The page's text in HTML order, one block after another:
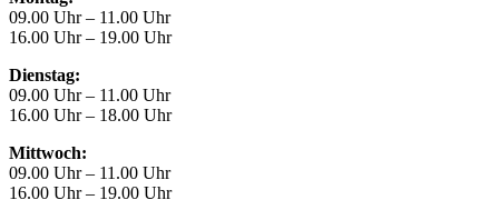
09.00 Uhr – 11.00 Uhr
16.00 Uhr – 19.00 Uhr
Dienstag:
09.00 Uhr – 11.00 Uhr
16.00 Uhr – 18.00 Uhr
Mittwoch:
09.00 Uhr – 11.00 Uhr
16.00 Uhr – 19.00 Uhr